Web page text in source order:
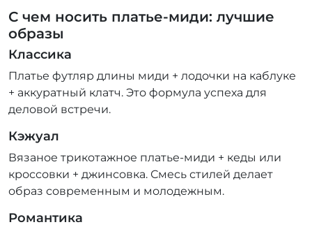
С чем носить платье-миди: лучшие
образы
Классика
Платье футляр длины миди + лодочки на каблуке
+ аккуратный клатч. Это формула успеха для
деловой встречи.
Кэжуал
Вязаное трикотажное платье-миди + кеды или
кроссовки + джинсовка. Смесь стилей делает
образ современным и молодежным.
Романтика